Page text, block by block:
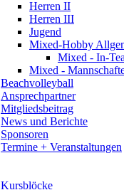
Herren II
Herren III
Jugend
Mixed-Hobby
Mixed - In-
Mixed -
Beachvolleyball
Ansprechpartner
Mitgliedsbeitrag
News und Berichte
Sponsoren
Termine + Veranstaltungen
Kursblöcke